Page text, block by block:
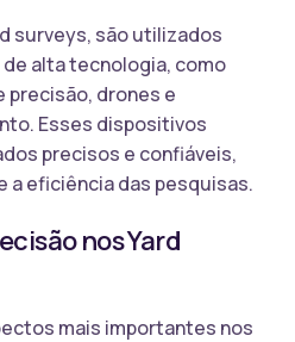
surveys, são utilizados
alta tecnologia, como
precisão, drones e
Esses dispositivos
precisos e confiáveis,
a eficiência das pesquisas.
nos Yard
mais importantes nos